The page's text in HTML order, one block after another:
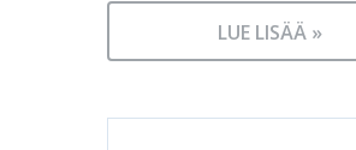
LUE LISÄÄ »